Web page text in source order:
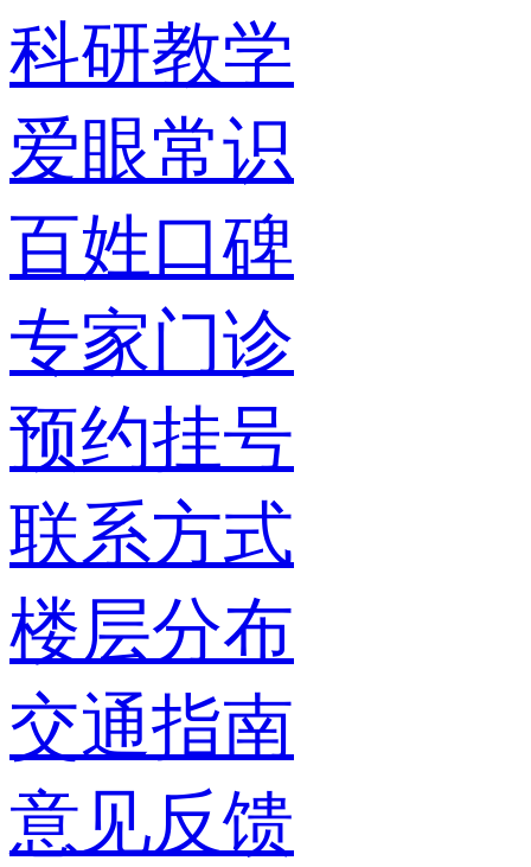
科研教学
爱眼常识
百姓口碑
专家门诊
预约挂号
联系方式
楼层分布
交通指南
意见反馈